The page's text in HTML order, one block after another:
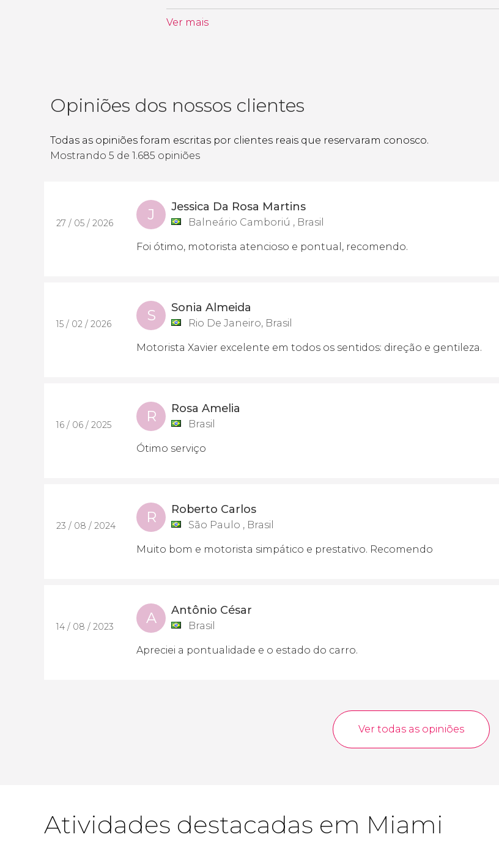
Ver mais
Opiniões dos nossos clientes
Todas as opiniões foram escritas por clientes reais que reservaram conosco.
Mostrando 5 de 1.685 opiniões
27 / 05 / 2026 J Jessica Da Rosa Martins
Balneário Camboriú , Brasil
Foi ótimo, motorista atencioso e pontual, recomendo.
15 / 02 / 2026 S Sonia Almeida
Rio De Janeiro, Brasil
Motorista Xavier excelente em todos os sentidos: direção e gentileza.
16 / 06 / 2025 R Rosa Amelia
Brasil
Ótimo serviço
23 / 08 / 2024 R Roberto Carlos
São Paulo , Brasil
Muito bom e motorista simpático e prestativo. Recomendo
14 / 08 / 2023 A Antônio César
Brasil
Apreciei a pontualidade e o estado do carro.
Ver todas as opiniões
Atividades destacadas em Miami